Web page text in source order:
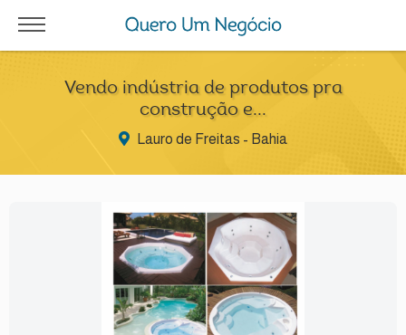
Vendo indústria de produtos pra
construção e...
Lauro de Freitas - Bahia